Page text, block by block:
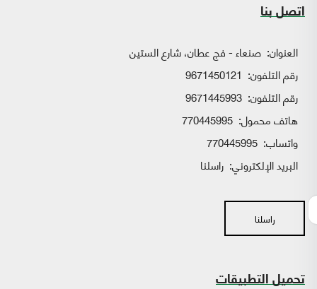
اتصل بنا
العنوان: صنعاء - فج عطان، شارع الستين
رقم التلفون: 9671450121
رقم التلفون: 9671445993
هاتف محمول: 770445995
واتساب:
البريد الإلكتروني: راسلنا
راسلنا
تحميل التطبيقات